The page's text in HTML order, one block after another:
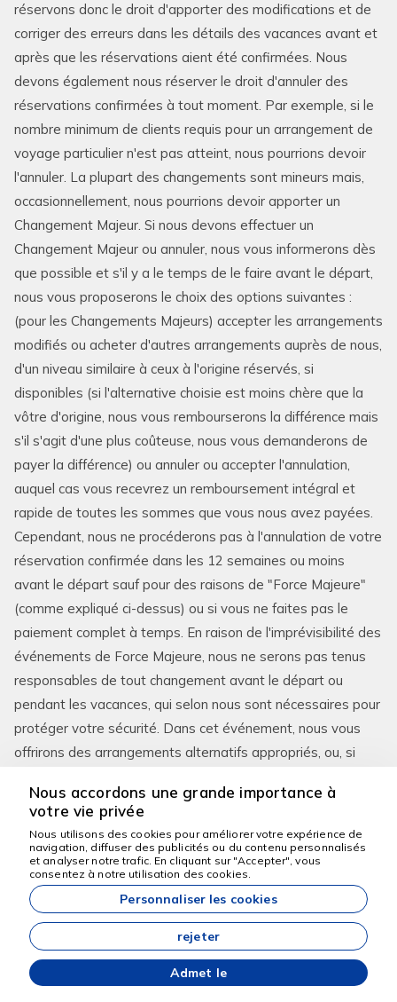
réservons donc le droit d'apporter des modifications et de
corriger des erreurs dans les détails des vacances avant et
après que les réservations aient été confirmées. Nous
devons également nous réserver le droit d'annuler des
réservations confirmées à tout moment. Par exemple, si le
nombre minimum de clients requis pour un arrangement de
voyage particulier n'est pas atteint, nous pourrions devoir
l'annuler. La plupart des changements sont mineurs mais,
occasionnellement, nous pourrions devoir apporter un
Changement Majeur. Si nous devons effectuer un
Changement Majeur ou annuler, nous vous informerons dès
que possible et s'il y a le temps de le faire avant le départ,
nous vous proposerons le choix des options suivantes :
(pour les Changements Majeurs) accepter les arrangements
modifiés ou acheter d'autres arrangements auprès de nous,
d'un niveau similaire à ceux à l'origine réservés, si
disponibles (si l'alternative choisie est moins chère que la
vôtre d'origine, nous vous rembourserons la différence mais
s'il s'agit d'une plus coûteuse, nous vous demanderons de
payer la différence) ou annuler ou accepter l'annulation,
auquel cas vous recevrez un remboursement intégral et
rapide de toutes les sommes que vous nous avez payées.
Cependant, nous ne procéderons pas à l'annulation de votre
réservation confirmée dans les 12 semaines ou moins
avant le départ sauf pour des raisons de "Force Majeure"
(comme expliqué ci-dessus) ou si vous ne faites pas le
paiement complet à temps. En raison de l'imprévisibilité des
événements de Force Majeure, nous ne serons pas tenus
responsables de tout changement avant le départ ou
pendant les vacances, qui selon nous sont nécessaires pour
protéger votre sécurité. Dans cet événement, nous vous
offrirons des arrangements alternatifs appropriés, ou, si
que vous nous avez payées, mais nous ne vous paierons
pas de compensation. Dans tous les cas, sauf en cas de
Changement Majeur survenant en raison de la Force
Majeure et sous réserve des exceptions ci-dessous, nous
vous paierons la compensation suivante comme indiqué ci-
dessous.
Nous accordons une grande importance à
votre vie privée
Nous utilisons des cookies pour améliorer votre expérience de
navigation, diffuser des publicités ou du contenu personnalisés
et analyser notre trafic. En cliquant sur "Accepter", vous
consentez à notre utilisation des cookies.
Personnaliser les cookies
rejeter
Admet le
Nous sommes là pour
vous aider